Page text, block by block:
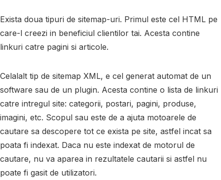
Exista doua tipuri de sitemap-uri. Primul este cel HTML pe
care-l creezi in beneficiul clientilor tai. Acesta contine
linkuri catre pagini si articole.
Celalalt tip de sitemap XML, e cel generat automat de un
software sau de un plugin. Acesta contine o lista de linkuri
catre intregul site: categorii, postari, pagini, produse,
imagini, etc. Scopul sau este de a ajuta motoarele de
cautare sa descopere tot ce exista pe site, astfel incat sa
poata fi indexat. Daca nu este indexat de motorul de
cautare, nu va aparea in rezultatele cautarii si astfel nu
poate fi gasit de utilizatori.